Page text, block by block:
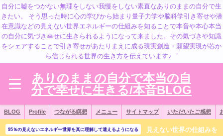
自分に嘘をつかない無理をしない我慢をしない素直なありのままの自分で生
きたい。 そう思った時に心の学びから始まり量子力学や脳科学引き寄せや潜
在意識などの見えない世界エネルギーの仕組みを知ることで本音や本心本当
の自分に気づき幸せに生きられるようになって来ました。その氣づきや知識
をシェアすることで引き寄せがあたりまえに成る現実創造・願望実現が芯か
ら信じられる世界の生き方を伝えています♪゛
ありのままの自分で本当の自
分で幸せに生きる/本音BLOG
BLOG Profile つながる瞑想 メニュー サイトマップ いただいたご感想
95％の見えないエネルギー世界を真に理解して遣えるようになる
見えない世界の仕組みを